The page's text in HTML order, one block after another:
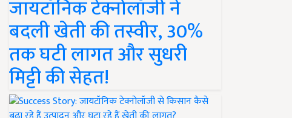
जायटॉनिक टेक्नोलॉजी ने
बदली खेती की तस्वीर, 30%
तक घटी लागत और सुधरी
मिट्टी की सेहत!